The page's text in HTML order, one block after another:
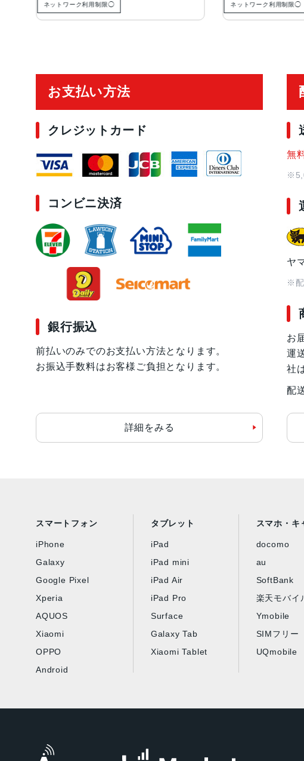
レンズ
保護
認証機
搭載セ
SIMス
前面カ
ネットワーク利用制限◯ ネットワーク利用制限◯
お支払い方法
クレジットカード
コンビニ決済
銀行振込
前払いのみでのお支払い方法となります。
お振込手数料はお客様ご負担となります。
詳細をみる
無
ヤ
※配
お
運
社
配
スマートフォン
iPhone
Galaxy
Google Pixel
Xperia
AQUOS
Xiaomi
OPPO
Android
タブレット
iPad
iPad mini
iPad Air
iPad Pro
Surface
Galaxy Tab
Xiaomi Tablet
スマホ・キ
docomo
au
SoftBank
楽天モバイ
Ymobile
SIMフリー
UQmobile